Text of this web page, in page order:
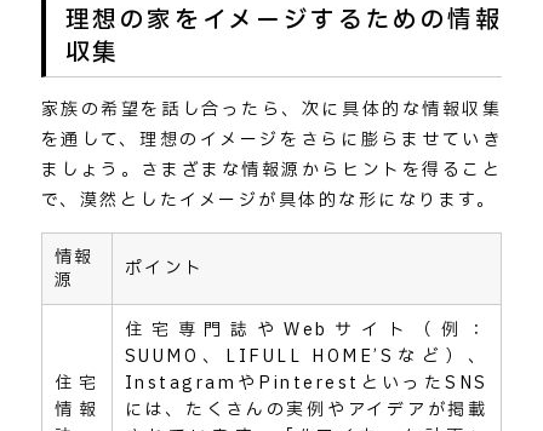
理想の家をイメージするための情報
収集
家族の希望を話し合ったら、次に具体的な情報収集
を通して、理想のイメージをさらに膨らませていき
ましょう。さまざまな情報源からヒントを得ること
で、漠然としたイメージが具体的な形になります。
情報
源
ポイント
住宅
情報
住宅専門誌やWebサイト（例：
SUUMO、LIFULL HOME’Sなど）、
InstagramやPinterestといったSNS
には、たくさんの実例やアイデアが掲載